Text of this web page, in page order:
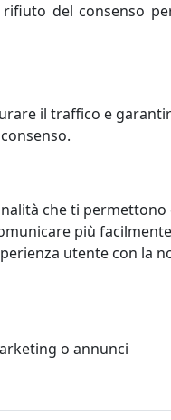
204,00 €
del consenso
il traffico e
che ti permettono
più
utente con la
o annunci